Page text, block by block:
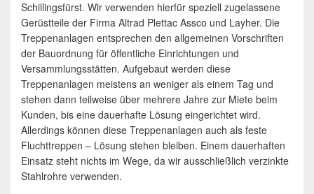
Schillingsfürst. Wir verwenden hierfür speziell zugelassene
Gerüstteile der Firma Altrad Plettac Assco und Layher. Die
Treppenanlagen entsprechen den allgemeinen Vorschriften
der Bauordnung für öffentliche Einrichtungen und
Versammlungsstätten. Aufgebaut werden diese
Treppenanlagen meistens an weniger als einem Tag und
stehen dann teilweise über mehrere Jahre zur Miete beim
Kunden, bis eine dauerhafte Lösung eingerichtet wird.
Allerdings können diese Treppenanlagen auch als feste
Fluchttreppen – Lösung stehen bleiben. Einem dauerhaften
Einsatz steht nichts im Wege, da wir ausschließlich verzinkte
Stahlrohre verwenden.